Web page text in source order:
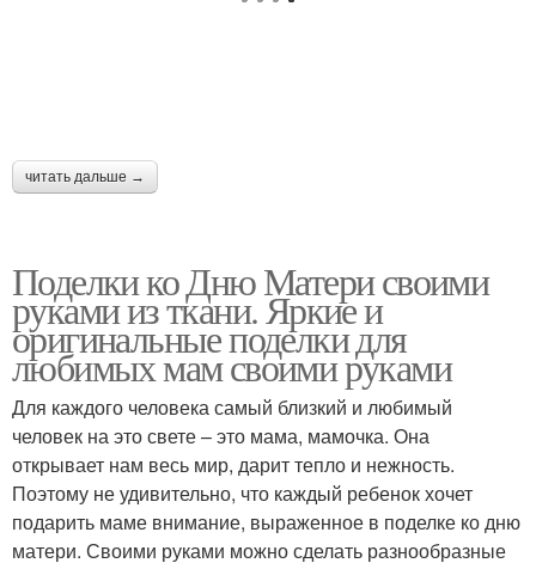
читать дальше →
Поделки ко Дню Матери своими
руками из ткани. Яркие и
оригинальные поделки для
любимых мам своими руками
Для каждого человека самый близкий и любимый
человек на это свете – это мама, мамочка. Она
открывает нам весь мир, дарит тепло и нежность.
Поэтому не удивительно, что каждый ребенок хочет
подарить маме внимание, выраженное в поделке ко дню
матери. Своими руками можно сделать разнообразные